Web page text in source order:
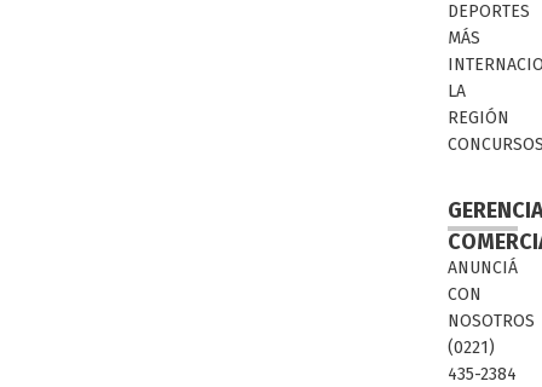
DEPORTES
MÁS
LA
REGIÓN
ANUNCIÁ
CON
NOSOTROS
(0221)
435-2384